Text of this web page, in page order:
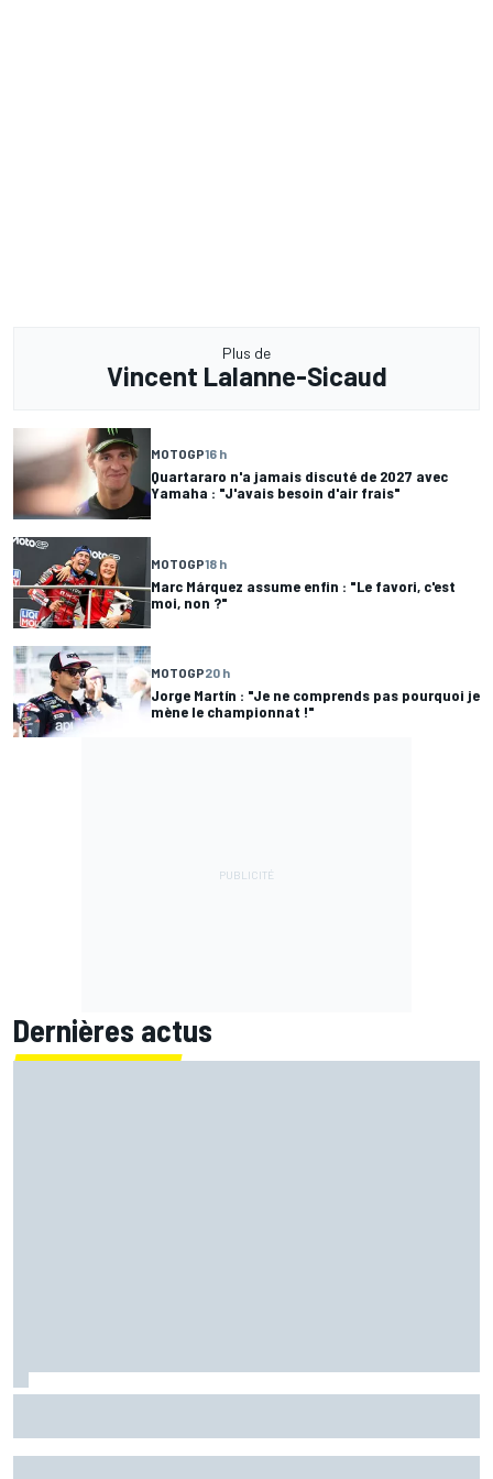
Plus de
Vincent Lalanne-Sicaud
MOTOGP16 h
Quartararo n'a jamais discuté de 2027 avec
Yamaha : "J'avais besoin d'air frais"
MOTOGP18 h
Marc Márquez assume enfin : "Le favori, c'est
moi, non ?"
MOTOGP20 h
Jorge Martín : "Je ne comprends pas pourquoi je
mène le championnat !"
Dernières actus